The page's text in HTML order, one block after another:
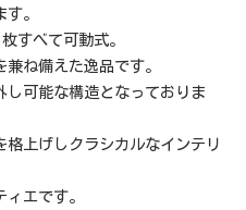
。
すべて可動式。
ね備えた逸品です。
可能な構造となっておりま
上げしクラシカルなインテリ
エです。